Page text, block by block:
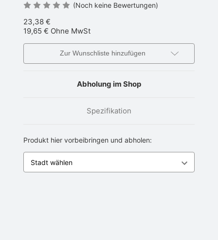
(Noch keine Bewertungen)
23,38 €
19,65 € Ohne MwSt
Zur Wunschliste hinzufügen
Abholung im Shop
Spezifikation
Produkt hier vorbeibringen und abholen: